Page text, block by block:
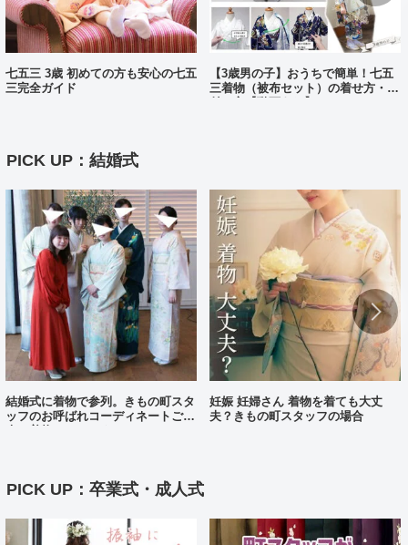
七五三 3歳 初めての方も安心の七五
三完全ガイド
【3歳男の子】おうちで簡単！七五
三着物（被布セット）の着せ方・着
付け方【動画あり】
PICK UP：結婚式
結婚式に着物で参列。きもの町スタ
ッフのお呼ばれコーディネートご紹
妊娠 妊婦さん 着物を着ても大丈
夫？きもの町スタッフの場合
PICK UP：卒業式・成人式